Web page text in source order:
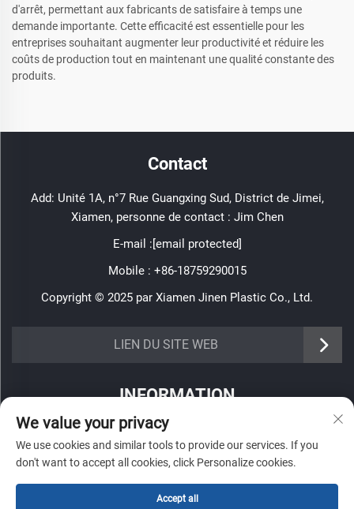
d'arrêt, permettant aux fabricants de satisfaire à temps une
demande importante. Cette efficacité est essentielle pour les
entreprises souhaitant augmenter leur productivité et réduire les
coûts de production tout en maintenant une qualité constante des
produits.
Contact
Add: Unité 1A, n°7 Rue Guangxing Sud, District de Jimei,
Xiamen, personne de contact : Jim Chen
E-mail :[email protected]
Mobile : +86-18759290015
Copyright © 2025 par Xiamen Jinen Plastic Co., Ltd.
LIEN DU SITE WEB
https://www.jinenplastic.com/service
https://www.jinenplastic.com/projects
https://www.jinenplastic.com/news
https://www.jinenplastic.com/contact-us
INFORMATION
Inscrivez-vous pour recevoir notre newsletter hebdomadaire
We value your privacy
We use cookies and similar tools to provide our services. If you
don't want to accept all cookies, click Personalize cookies.
Accept all